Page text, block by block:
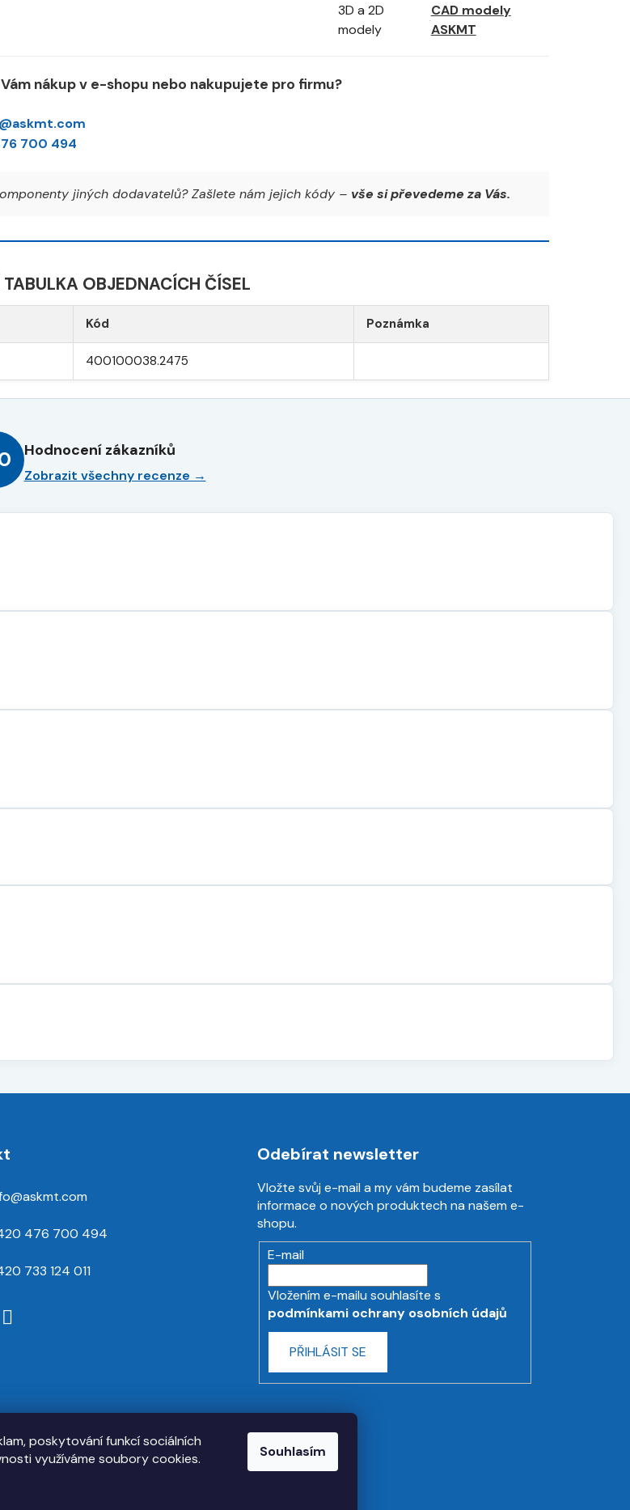
poskytování funkcí sociálních
využíváme soubory cookies.
Souhlasím
3D a 2D
modely
CAD modely
ASKMT
nákup v e-shopu nebo nakupujete pro firmu?
700 494
jiných dodavatelů? Zašlete nám jejich kódy – vše si převedeme za Vás.
OBJEDNACÍCH ČÍSEL
Kód Poznámka
400100038.2475
Hodnocení zákazníků
Zobrazit všechny recenze →
@askmt.com
476 700 494
733 124 011
Odebírat newsletter
Vložte svůj e-mail a my vám budeme zasílat
informace o nových produktech na našem e-
shopu.
E-mail
Vložením e-mailu souhlasíte s
podmínkami ochrany osobních údajů
PŘIHLÁSIT SE